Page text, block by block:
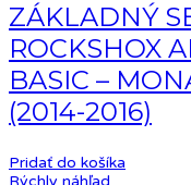
ZÁKLADNÝ
ROCKSHOX
BASIC –
(2014-2016)
Pridať do košíka